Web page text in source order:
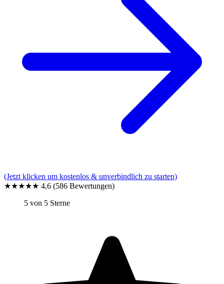
(Jetzt klicken um kostenlos & unverbindlich zu starten)
★★★★★ 4,6 (586 Bewertungen)
5 von 5 Sterne